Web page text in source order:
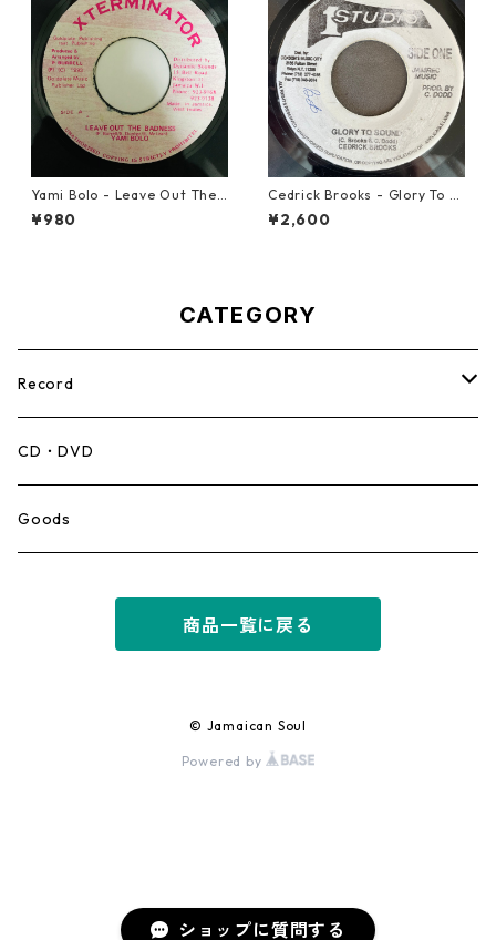
ショップに質問する
Yami Bolo - Leave Out The
Badness 【7-10916】
¥980
Cedrick Brooks - Glory To S
ounds【7-21786】
¥2,600
CATEGORY
Record
Mento,Calypso,Ballad
Ska
Early Dancehall
CD・DVD
Goods
商品一覧に戻る
© Jamaican Soul
Powered by